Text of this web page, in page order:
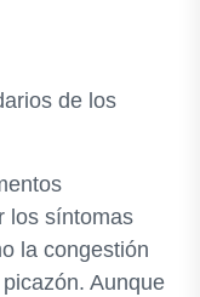
de los
los síntomas
la congestión
Aunque